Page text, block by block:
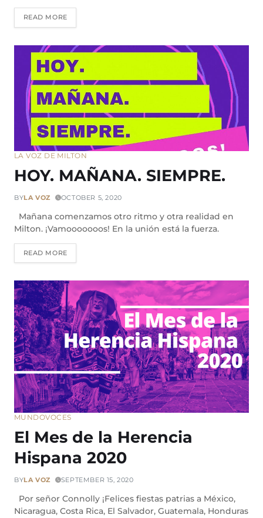
READ MORE
LA VOZ DE MILTON
HOY. MAÑANA. SIEMPRE.
BYLA VOZ OCTOBER 5, 2020
Mañana comenzamos otro ritmo y otra realidad en
Milton. ¡Vamooooooos! En la unión está la fuerza.
READ MORE
MUNDOVOCES
El Mes de la Herencia
Hispana 2020
BYLA VOZ SEPTEMBER 15, 2020
Por señor Connolly ¡Felices fiestas patrias a México,
Nicaragua, Costa Rica, El Salvador, Guatemala, Honduras